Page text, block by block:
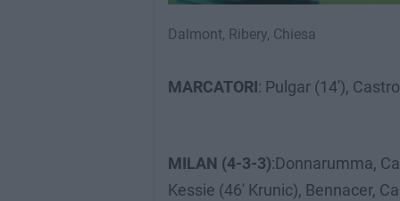
Dalmont, Ribery, Chiesa
MARCATORI: Pulgar (14′),
MILAN (4-3-3):Donnarumma,
Kessie (46′ Krunic), Bennacer,